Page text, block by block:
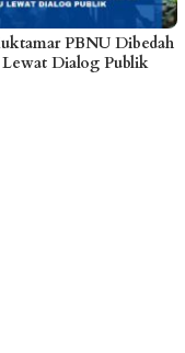
PBNU Dibedah
Lewat Dialog Publik